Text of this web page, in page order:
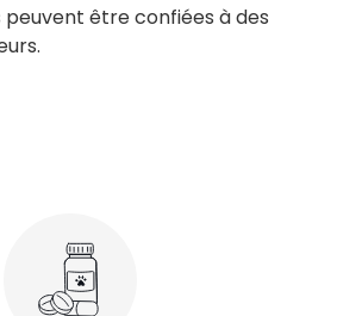
être confiées à des